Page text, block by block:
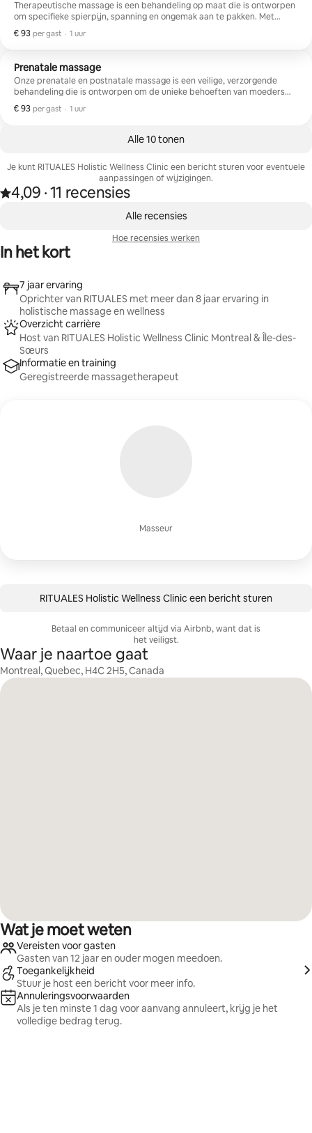
AANVRAAG. Ons team zal persoonlijk contact met je opnemen om de
beschikbaarheid te bevestigen en je reservering af te ronden.
Therapeutische massage is een behandeling op maat die is ontworpen
om specifieke spierpijn, spanning en ongemak aan te pakken. Met
behulp van een combinatie van technieken werken onze bekwame
therapeuten om stress te verlichten, de bloedsomloop te verbeteren,
voor chronische pijn, houdingsproblemen of herstel van letsel.
***AFSPRAKEN zijn ALLEEN OP AANVRAAG. Ons team zal persoonlijk
contact met je opnemen om de beschikbaarheid te bevestigen en je
reservering af te ronden.
€ 93 per gast
€ 93 per gast
, · 1 uur
Prenatale massage
Onze prenatale en postnatale massage is een veilige, verzorgende
behandeling die is ontworpen om de unieke behoeften van moeders
voor en na de bevalling te ondersteunen. Tijdens de zwangerschap
helpen zachte technieken om rugpijn te verlichten, zwelling te
ontspanning te bevorderen. Postnataal helpt massage bij spierherstel,
contact met je opnemen om de beschikbaarheid te bevestigen en je
reservering af te ronden.
€ 93 per gast
€ 93 per gast
, · 1 uur
Alle 10 tonen
Je kunt RITUALES Holistic Wellness Clinic een bericht sturen voor eventuele
aanpassingen of wijzigingen.
4,09 van 5 sterren op basis van 11 recensies
4,09
, ·11 recensies
Alle recensies
Hoe recensies werken
In het kort
Masseur
7 jaar ervaring
Oprichter van RITUALES met meer dan 8 jaar ervaring in
holistische massage en wellness
Overzicht carrière
Host van RITUALES Holistic Wellness Clinic Montreal & Île-des-
Sœurs
Informatie en training
Geregistreerde massagetherapeut
RITUALES Holistic Wellness Clinic een bericht sturen
Betaal en communiceer altijd via Airbnb, want dat is
het veiligst.
Waar je naartoe gaat
Montreal, Quebec, H4C 2H5, Canada
Wat je moet weten
Vereisten voor gasten
Gasten van 12 jaar en ouder mogen meedoen.
Toegankelijkheid
Stuur je host een bericht voor meer info.
Annuleringsvoorwaarden
Als je ten minste 1 dag voor aanvang annuleert, krijg je het
volledige bedrag terug.